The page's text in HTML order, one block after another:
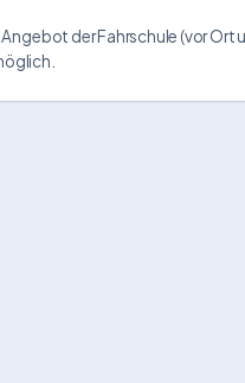
der Fahrschule (vor